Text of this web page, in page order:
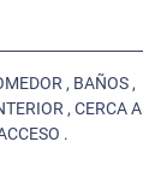
, BAÑOS ,
, CERCA A
.